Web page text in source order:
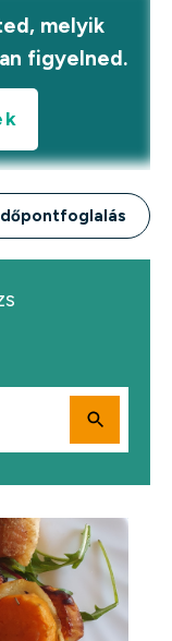
melyik
figyelned.